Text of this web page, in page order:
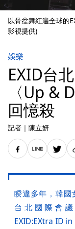
以骨盆舞紅遍全球的
影視提供)
娛樂
EXID台
〈Up &
回憶殺
記者 ｜ 陳立妍
睽違多年，韓國
台北國際會議
EXID:EXtra ID